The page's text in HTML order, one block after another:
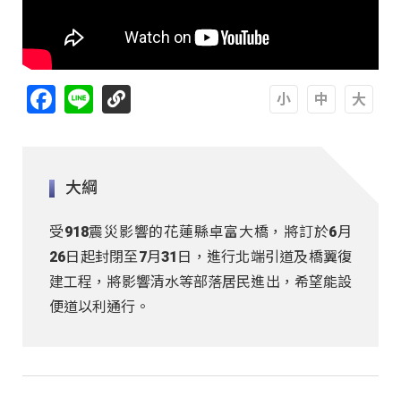
Facebook
Line
大綱
受918震災影響的花蓮縣卓富大橋，將訂於6月
26日起封閉至7月31日，進行北端引道及橋翼復
建工程，將影響清水等部落居民進出，希望能設
便道以利通行。